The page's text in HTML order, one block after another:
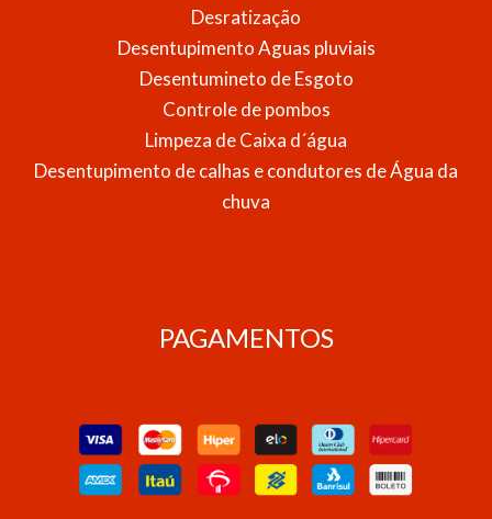
Desratização
Desentupimento Aguas pluviais
Desentumineto de Esgoto
Controle de pombos
Limpeza de Caixa d´água
Desentupimento de calhas e condutores de Água da
chuva
PAGAMENTOS